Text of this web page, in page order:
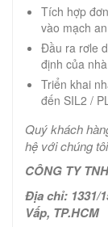
Tích hợp
vào mạch
Đầu ra rơle
định của
Triển khai
đến SIL2 /
Quý khách
hệ với chúng
CÔNG TY
Địa chỉ: 1331/
Vấp, TP.HCM